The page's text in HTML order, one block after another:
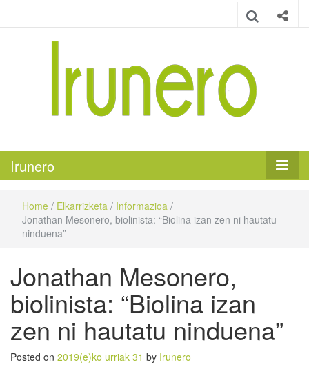
Irunero
Home / Elkarrizketa / Informazioa /
Jonathan Mesonero, biolinista: “Biolina izan zen ni hautatu
ninduena”
Jonathan Mesonero,
biolinista: “Biolina izan
zen ni hautatu ninduena”
Posted on 2019(e)ko urriak 31 by Irunero